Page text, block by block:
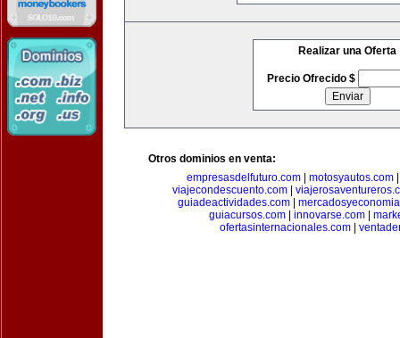
Realizar una Oferta
Precio Ofrecido $
Otros dominios en venta:
empresasdelfuturo.com| motosyautos.com
viajecondescuento.com
guiadeactividades.com|
guiacursos.com| innovarse.com|
ofertasinternacionales.com